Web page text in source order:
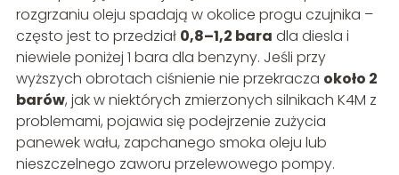
rozgrzaniu oleju spadają w okolice progu czujnika –
często jest to przedział 0,8–1,2 bara dla diesla i
niewiele poniżej 1 bara dla benzyny. Jeśli przy
wyższych obrotach ciśnienie nie przekracza około 2
barów, jak w niektórych zmierzonych silnikach K4M z
problemami, pojawia się podejrzenie zużycia
panewek wału, zapchanego smoka oleju lub
nieszczelnego zaworu przelewowego pompy.